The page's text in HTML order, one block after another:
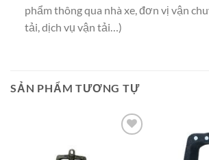
phẩm thông qua nhà xe, đơn vị vận
tải, dịch vụ vận tải…)
SẢN PHẨM TƯƠNG TỰ